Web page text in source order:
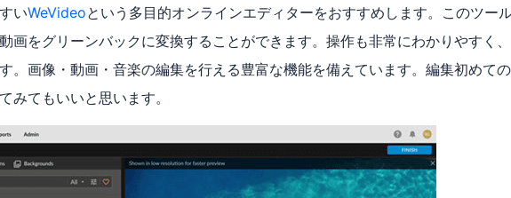
いWeVideoという多目的オンラインエディターをおすすめします。このツー
画をグリーンバックに変換することができます。操作も非常にわかりやすく
。画像・動画・音楽の編集を行える豊富な機能を備えています。編集初めての
みてもいいと思います。